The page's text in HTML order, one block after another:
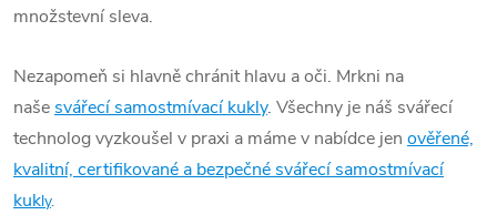
množstevní sleva.
Nezapomeň si hlavně chránit hlavu a oči. Mrkni na
našesvářecí samostmívací kukly. Všechny je náš svářecí
technolog vyzkoušel v praxi a máme v nabídce jen ověřené,
kvalitní, certifikované a bezpečné svářecí samostmívací
kukly.